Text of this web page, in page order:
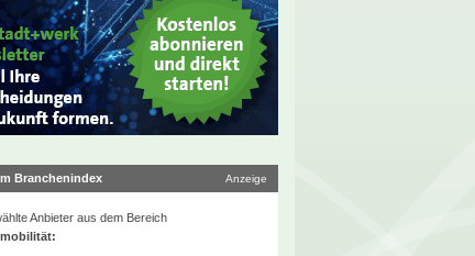
Branchenindex Anzeige
Anbieter aus dem Bereich